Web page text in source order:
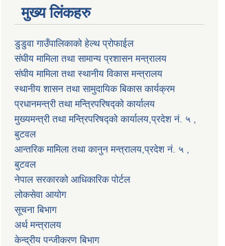
मुख्य लिंकहरु
डुडुवा गाउँपालिकाको हेल्थ प्रोफाईल
संघीय मामिला तथा सामान्य प्रशासन मन्त्रालय
संघीय मामिला तथा स्थानीय विकास मन्त्रालय
स्थानीय शासन तथा सामुदायिक बिकास कार्यक्रम
प्रधानमन्त्री तथा मन्त्रिपरिषद्को कार्यालय
मुख्यमन्त्री तथा मन्त्रिपरिषद्को कार्यालय,प्रदेश नं. ५ ,
बुटवल
आन्तरिक मामिला तथा कानुन मन्त्रालय,प्रदेश नं. ५ ,
बुटवल
नेपाल सरकारको आधिकारिक पोर्टल
लोकसेवा आयोग
सूचना बिभाग
अर्थ मन्त्रालय
केन्द्रीय पन्जीकरण बिभाग